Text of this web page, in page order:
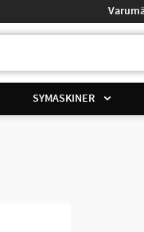
SYMASKINER